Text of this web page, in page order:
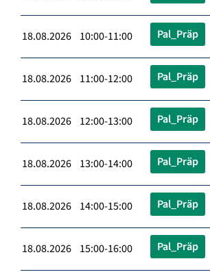
18.08.2026 10:00-11:00 Pal_Präp
18.08.2026 11:00-12:00 Pal_Präp
18.08.2026 12:00-13:00 Pal_Präp
18.08.2026 13:00-14:00 Pal_Präp
18.08.2026 14:00-15:00 Pal_Präp
18.08.2026 15:00-16:00 Pal_Präp